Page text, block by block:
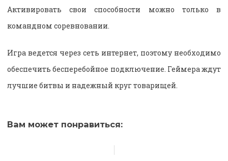
Активировать свои способности можно только в
командном соревновании.
Игра ведется через сеть интернет, поэтому необходимо
обеспечить бесперебойное подключение. Геймера ждут
лучшие битвы и надежный круг товарищей.
Вам может понравиться: